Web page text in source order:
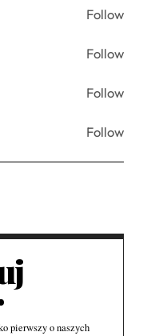
Follow
Follow
Follow
Follow
pierwszy o naszych